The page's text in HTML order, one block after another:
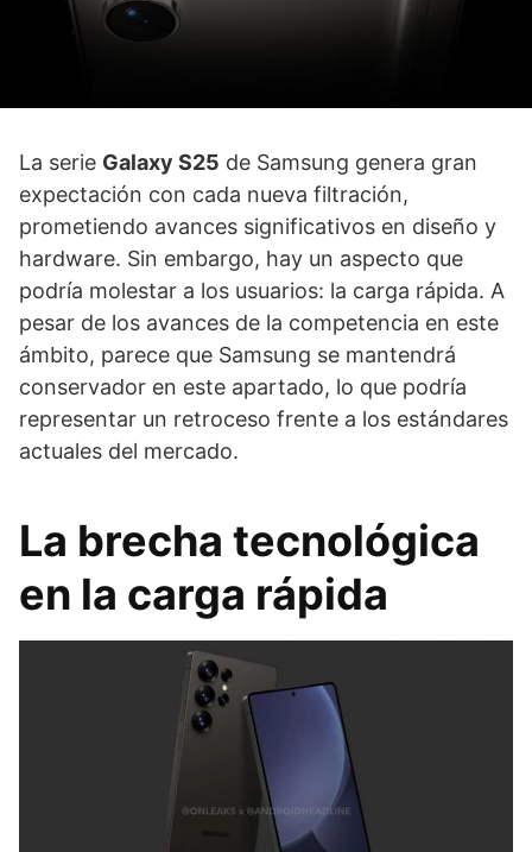
La serie Galaxy S25 de Samsung genera gran
expectación con cada nueva filtración,
prometiendo avances significativos en diseño y
hardware. Sin embargo, hay un aspecto que
podría molestar a los usuarios: la carga rápida. A
pesar de los avances de la competencia en este
ámbito, parece que Samsung se mantendrá
conservador en este apartado, lo que podría
representar un retroceso frente a los estándares
actuales del mercado.
La brecha tecnológica
en la carga rápida